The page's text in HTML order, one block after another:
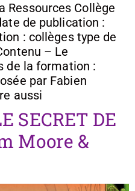
Ressources Collège
de publication :
: collèges type de
– Le
de la formation :
par Fabien
aussi
SECRET DE
Moore &